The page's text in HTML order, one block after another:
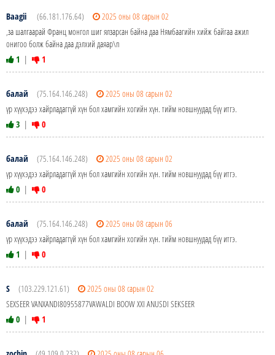
Baagii (66.181.176.64)
2025 оны 08 сарын 02
,за шалгаарай Франц монгол шиг ялзарсан байна даа Нямбаагийн хийж байгаа ажил
онигоо болж байна даа дэлхий даяар\n
1 | 1
балай (75.164.146.248)
2025 оны 08 сарын 02
үр хүүхэдээ хайрладаггүй хүн бол хамгийн хогийн хүн. тийм новшнуудад бүү итгэ.
3 | 0
балай (75.164.146.248)
2025 оны 08 сарын 02
үр хүүхэдээ хайрладаггүй хүн бол хамгийн хогийн хүн. тийм новшнуудад бүү итгэ.
0 | 0
балай (75.164.146.248)
2025 оны 08 сарын 06
үр хүүхэдээ хайрладаггүй хүн бол хамгийн хогийн хүн. тийм новшнуудад бүү итгэ.
1 | 0
S (103.229.121.61)
2025 оны 08 сарын 02
SEXSEER VANXANDI80955877VAWALDI BOOW XXI ANUSDI SEKSEER
0 | 1